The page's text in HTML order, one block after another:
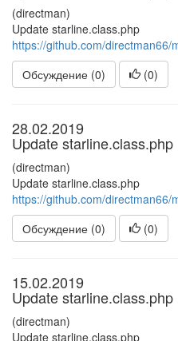
(directman)
Update starline.class.php
https://github.com/directman66/
Обсуждение (0)
(0)
28.02.2019
Update starline.class.php
(directman)
Update starline.class.php
https://github.com/directman66/
Обсуждение (0)
(0)
15.02.2019
Update starline.class.php
(directman)
Update starline.class.php